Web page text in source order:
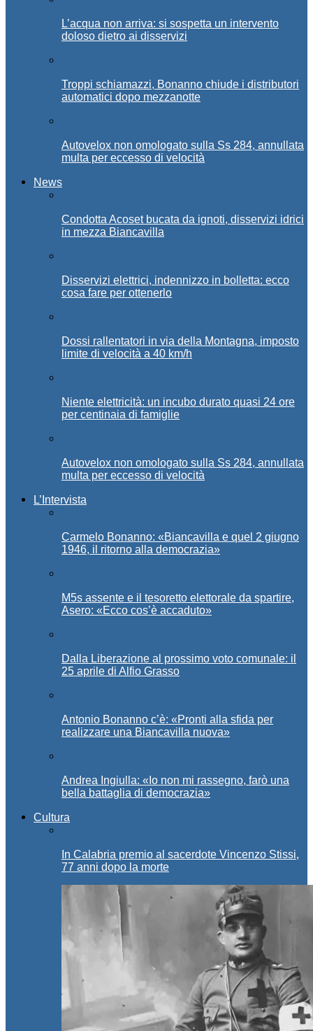
L’acqua non arriva: si sospetta un intervento
doloso dietro ai disservizi
Troppi schiamazzi, Bonanno chiude i distributori
automatici dopo mezzanotte
Autovelox non omologato sulla Ss 284, annullata
multa per eccesso di velocità
News
Condotta Acoset bucata da ignoti, disservizi idrici
in mezza Biancavilla
Disservizi elettrici, indennizzo in bolletta: ecco
cosa fare per ottenerlo
Dossi rallentatori in via della Montagna, imposto
limite di velocità a 40 km/h
Niente elettricità: un incubo durato quasi 24 ore
per centinaia di famiglie
Autovelox non omologato sulla Ss 284, annullata
multa per eccesso di velocità
L’Intervista
Carmelo Bonanno: «Biancavilla e quel 2 giugno
1946, il ritorno alla democrazia»
M5s assente e il tesoretto elettorale da spartire,
Asero: «Ecco cos’è accaduto»
Dalla Liberazione al prossimo voto comunale: il
25 aprile di Alfio Grasso
Antonio Bonanno c’è: «Pronti alla sfida per
realizzare una Biancavilla nuova»
Andrea Ingiulla: «Io non mi rassegno, farò una
bella battaglia di democrazia»
Cultura
In Calabria premio al sacerdote Vincenzo Stissi,
77 anni dopo la morte